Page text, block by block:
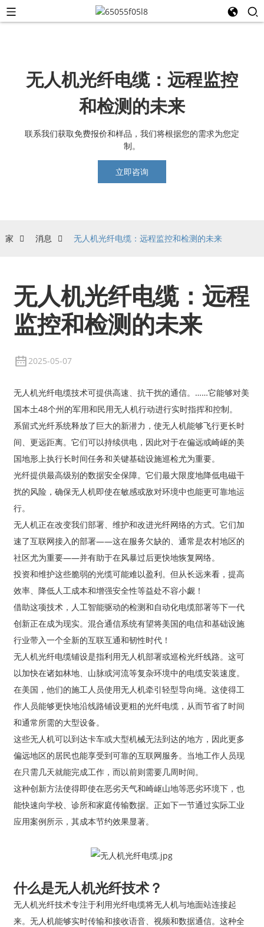
无人机光纤电缆：远程监控
和检测的未来
联系我们获取免费报价和样品，我们将根据您的需求为您定
制。
立即咨询
家 消息 无人机光纤电缆：远程监控和检测的未来
无人机光纤电缆：远程
监控和检测的未来
2025-05-07
无人机光纤电缆技术可提供高速、抗干扰的通信。……它能够对美
国本土48个州的军用和民用无人机行动进行实时指挥和控制。
系留式光纤系统释放了巨大的新潜力，使无人机能够飞行更长时
间、更远距离。它们可以持续供电，因此对于在偏远或崎岖的美
国地形上执行长时间任务和关键基础设施巡检尤为重要。
光纤提供最高级别的数据安全保障。它们最大限度地降低电磁干
扰的风险，确保无人机即使在敏感或敌对环境中也能更可靠地运
行。
无人机正在改变我们部署、维护和改进光纤网络的方式。它们加
速了互联网接入的部署——这在服务欠缺的、通常是农村地区的
社区尤为重要——并有助于在风暴过后更快地恢复网络。
投资和维护这些脆弱的光缆可能难以盈利。但从长远来看，提高
效率、降低人工成本和增强安全性等益处不容小觑！
借助这项技术，人工智能驱动的检测和自动化电缆部署等下一代
创新正在成为现实。混合通信系统有望将美国的电信和基础设施
行业带入一个全新的互联互通和韧性时代！
无人机光纤电缆铺设是指利用无人机部署或巡检光纤线路。这可
以加快在诸如林地、山脉或河流等复杂环境中的电缆安装速度。
在美国，他们的施工人员使用无人机牵引轻型导向绳。这使得工
作人员能够更快地沿线路铺设更粗的光纤电缆，从而节省了时间
和通常所需的大型设备。
这些无人机可以到达卡车或大型机械无法到达的地方，因此更多
偏远地区的居民也能享受到可靠的互联网服务。当地工作人员现
在只需几天就能完成工作，而以前则需要几周时间。
这种创新方法使得即使在恶劣天气和崎岖山地等恶劣环境下，也
能快速向学校、诊所和家庭传输数据。正如下一节通过实际工业
应用案例所示，其成本节约效果显著。
什么是无人机光纤技术？
无人机光纤技术专注于利用光纤电缆将无人机与地面站连接起
来。无人机能够实时传输和接收语音、视频和数据通信。这种全